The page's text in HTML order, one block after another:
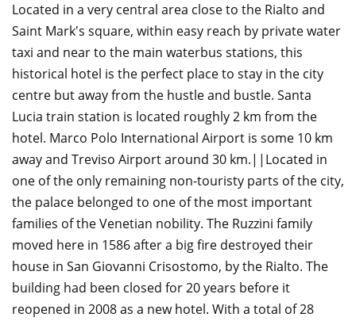
Located in a very central area close to the Rialto and
Saint Mark's square, within easy reach by private water
taxi and near to the main waterbus stations, this
historical hotel is the perfect place to stay in the city
centre but away from the hustle and bustle. Santa
Lucia train station is located roughly 2 km from the
hotel. Marco Polo International Airport is some 10 km
away and Treviso Airport around 30 km.||Located in
one of the only remaining non-touristy parts of the city,
the palace belonged to one of the most important
families of the Venetian nobility. The Ruzzini family
moved here in 1586 after a big fire destroyed their
house in San Giovanni Crisostomo, by the Rialto. The
building had been closed for 20 years before it
reopened in 2008 as a new hotel. With a total of 28